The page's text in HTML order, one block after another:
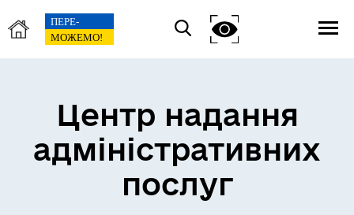
Центр надання
адміністративних
послуг